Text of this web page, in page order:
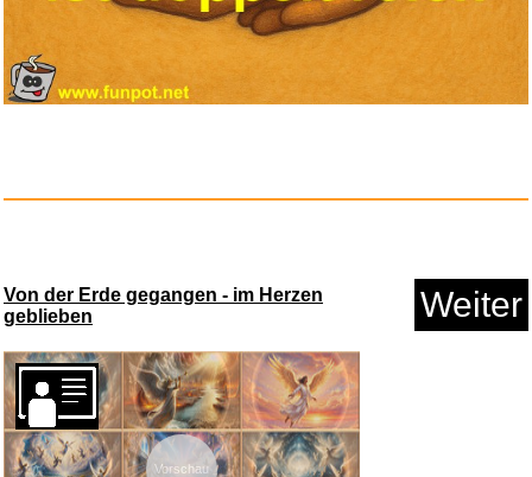
Von der Erde gegangen - im Herzen
geblieben
Weiter
Vorschau